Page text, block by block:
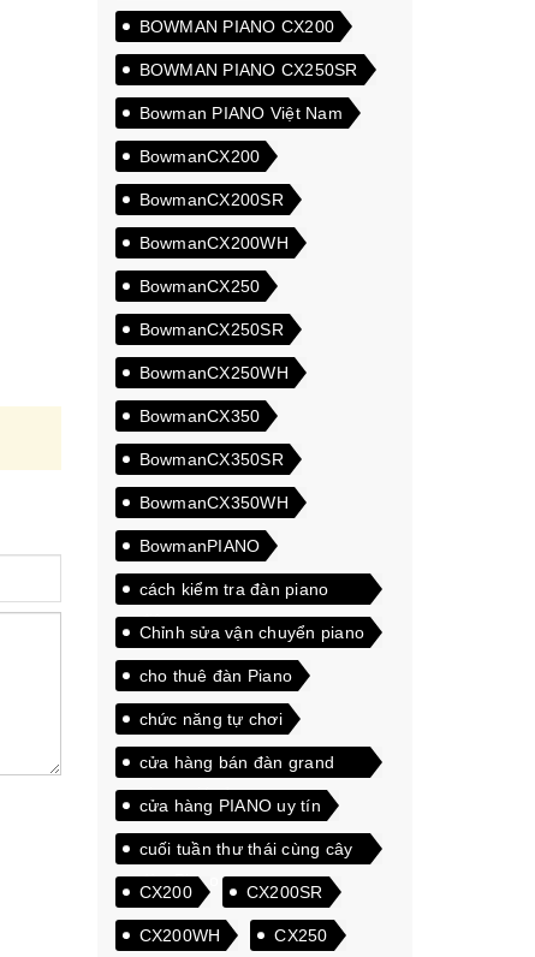
BOWMAN PIANO CX200
BOWMAN PIANO CX250SR
Bowman PIANO Việt Nam
BowmanCX200
BowmanCX200SR
BowmanCX200WH
BowmanCX250
BowmanCX250SR
BowmanCX250WH
BowmanCX350
BowmanCX350SR
BowmanCX350WH
BowmanPIANO
cách kiểm tra đàn piano
điện
Chỉnh sửa vận chuyển piano
cho thuê đàn Piano
chức năng tự chơi
cửa hàng bán đàn grand
piano giá rẻ
cửa hàng PIANO uy tín
cuối tuần thư thái cùng cây
đàn Piano
CX200 CX200SR
CX200WH CX250